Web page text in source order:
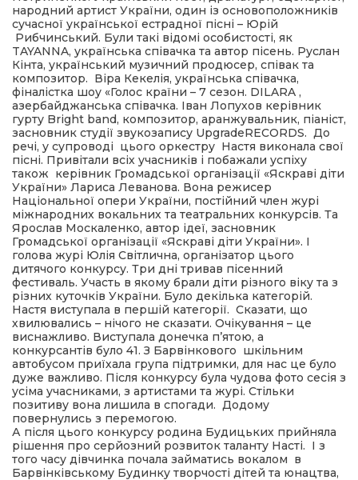
народний артист України, один із основоположників
сучасної української естрадної пісні – Юрій
Рибчинський. Були такі відомі особистості, як
TAYANNA, українська співачка та автор пісень. Руслан
Кінта, український музичний продюсер, співак та
композитор. Віра Кекелія, українська співачка,
фіналістка шоу «Голос країни – 7 сезон. DILARA ,
азербайджанська співачка. Іван Лопухов керівник
гурту Bright band, композитор, аранжувальник, піаніст,
засновник студії звукозапису UpgradeRECORDS. До
речі, у супроводі цього оркестру Настя виконала свої
пісні. Привітали всіх учасників і побажали успіху
також керівник Громадської організації «Яскраві діти
України» Лариса Леванова. Вона режисер
Національної опери України, постійний член журі
міжнародних вокальних та театральних конкурсів. Та
Ярослав Москаленко, автор ідеї, засновник
Громадської організації «Яскраві діти України». І
голова журі Юлія Світлична, організатор цього
дитячого конкурсу. Три дні тривав пісенний
фестиваль. Участь в якому брали діти різного віку та з
різних куточків України. Було декілька категорій.
Настя виступала в першій категорії. Сказати, що
хвилювались – нічого не сказати. Очікування – це
виснажливо. Виступала донечка п’ятою, а
конкурсантів було 41. З Барвінкового шкільним
автобусом приїхала група підтримки, для нас це було
дуже важливо. Після конкурсу була чудова фото сесія з
усіма учасниками, з артистами та журі. Стільки
позитиву вона лишила в спогади. Додому
повернулись з перемогою.
А після цього конкурсу родина Будицьких прийняла
рішення про серйозний розвиток таланту Насті. І з
того часу дівчинка почала займатись вокалом в
Барвінківському Будинку творчості дітей та юнацтва,